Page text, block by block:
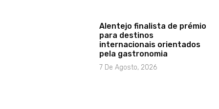
Alentejo finalista de prémio
para destinos
internacionais orientados
pela gastronomia
7 De Agosto, 2026